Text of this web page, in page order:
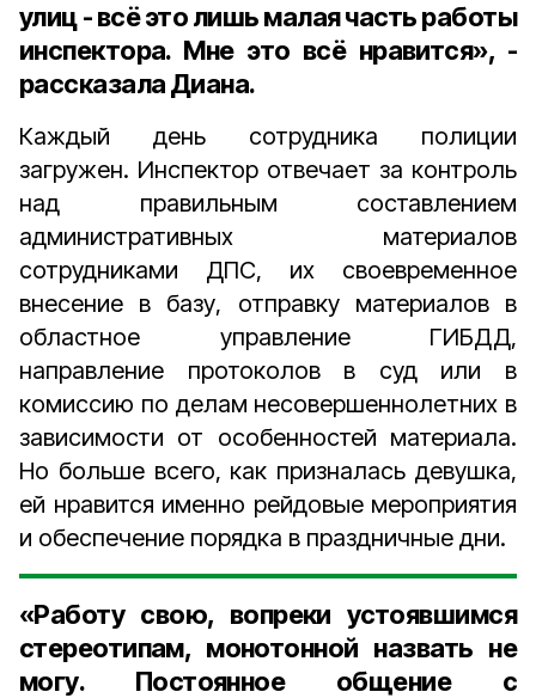
улиц - всё это лишь малая часть работы
инспектора. Мне это всё нравится», -
рассказала Диана.
Каждый день сотрудника полиции
загружен. Инспектор отвечает за контроль
над правильным составлением
административных материалов
сотрудниками ДПС, их своевременное
внесение в базу, отправку материалов в
областное управление ГИБДД,
направление протоколов в суд или в
комиссию по делам несовершеннолетних в
зависимости от особенностей материала.
Но больше всего, как призналась девушка,
ей нравится именно рейдовые мероприятия
и обеспечение порядка в праздничные дни.
«Работу свою, вопреки устоявшимся
стереотипам, монотонной назвать не
могу. Постоянное общение с